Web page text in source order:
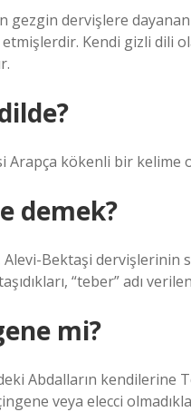
gezgin dervişlere
etmişlerdir. Kendi gizli
demek?
Bektaşi dervişlerinin
“teber” adı
mi?
Abdalların
veya elecci